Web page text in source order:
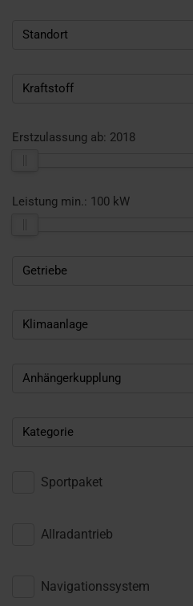
Standort
Kraftstoff
Erstzulassung ab: 2018
Leistung min.: 100 kW
Getriebe
Klimaanlage
Anhängerkupplung
Kategorie
Sportpaket
Allradantrieb
Navigationssystem